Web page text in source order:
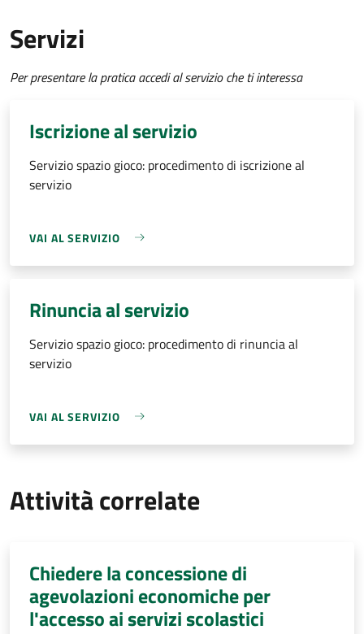
Servizi
Per presentare la pratica accedi al servizio che ti interessa
Iscrizione al servizio
Servizio spazio gioco: procedimento di iscrizione al
servizio
VAI AL SERVIZIO
Rinuncia al servizio
Servizio spazio gioco: procedimento di rinuncia al
servizio
VAI AL SERVIZIO
Attività correlate
Chiedere la concessione di
agevolazioni economiche per
l'accesso ai servizi scolastici